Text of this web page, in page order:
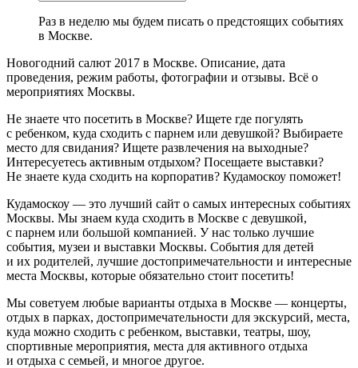
Раз в неделю мы будем писать о предстоящих событиях
в Москве.
Новогодний салют 2017 в Москве. Описание, дата
проведения, режим работы, фотографии и отзывы. Всё о
мероприятиях Москвы.
Не знаете что посетить в Москве? Ищете где погулять
с ребенком, куда сходить с парнем или девушкой? Выбираете
место для свидания? Ищете развлечения на выходные?
Интересуетесь активным отдыхом? Посещаете выставки?
Не знаете куда сходить на корпоратив? Кудамоскоу поможет!
Кудамоскоу — это лучший сайт о самых интересных событиях
Москвы. Мы знаем куда сходить в Москве с девушкой,
с парнем или большой компанией. У нас только лучшие
события, музеи и выставки Москвы. События для детей
и их родителей, лучшие достопримечательности и интересные
места Москвы, которые обязательно стоит посетить!
Мы советуем любые варианты отдыха в Москве — концерты,
отдых в парках, достопримечательности для экскурсий, места,
куда можно сходить с ребенком, выставки, театры, шоу,
спортивные мероприятия, места для активного отдыха
и отдыха с семьей, и многое другое.